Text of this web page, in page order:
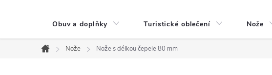
Obuv a doplňky Turistické oblečení Nože
Domů
Nože Nože s délkou čepele 80 mm